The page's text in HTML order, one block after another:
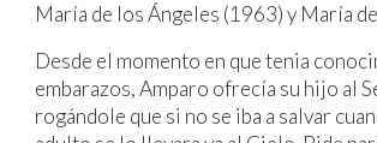
María de los Ángeles (1963) y María
Desde el momento en que tenia
embarazos, Amparo ofrecía su hijo al
rogándole que si no se iba a salvar